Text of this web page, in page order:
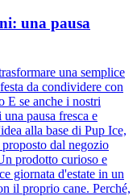
una pausa
una semplice
da condividere con
se anche i nostri
pausa fresca e
alla base di Pup Ice,
dal negozio
prodotto curioso e
giornata d'estate in un
il proprio cane. Perché,